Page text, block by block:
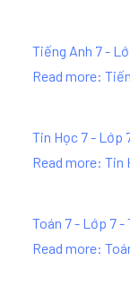
Tiếng Anh 7 -
Read more:
Tin Học 7 - Lớp
Read more: Tin
Toán 7 - Lớp 7 -
Read more: